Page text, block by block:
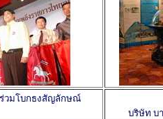
ร่วมโบกธงสัญลักษณ์
บริษัท บ